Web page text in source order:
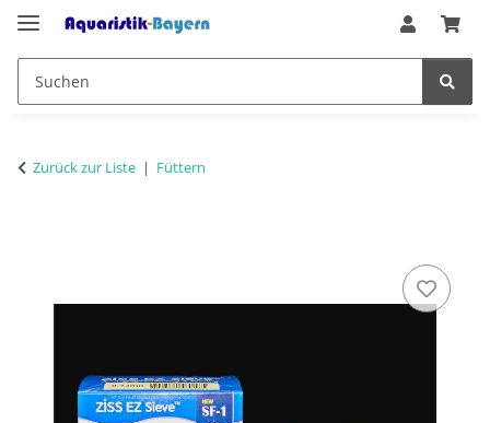
Zurück zur Liste Füttern